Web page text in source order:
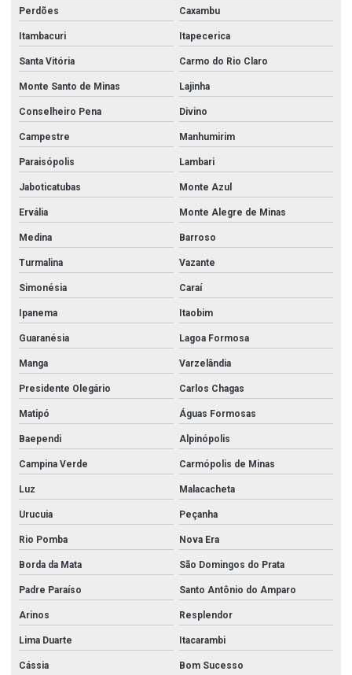
Perdões Caxambu
Itambacuri Itapecerica
Santa Vitória Carmo do Rio Claro
Monte Santo de Minas Lajinha
Conselheiro Pena Divino
Campestre Manhumirim
Paraisópolis Lambari
Jaboticatubas Monte Azul
Ervália Monte Alegre de Minas
Medina Barroso
Turmalina Vazante
Simonésia Caraí
Ipanema Itaobim
Guaranésia Lagoa Formosa
Manga Varzelândia
Presidente Olegário Carlos Chagas
Matipó Águas Formosas
Baependi Alpinópolis
Campina Verde Carmópolis de Minas
Luz Malacacheta
Urucuia Peçanha
Rio Pomba Nova Era
Borda da Mata São Domingos do Prata
Padre Paraíso Santo Antônio do Amparo
Arinos Resplendor
Lima Duarte Itacarambi
Cássia Bom Sucesso